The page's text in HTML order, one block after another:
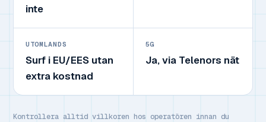
inte
UTOMLANDS
Surf i EU/EES utan
extra kostnad
5G
Ja, via Telenors nät
Kontrollera alltid villkoren hos operatören innan du